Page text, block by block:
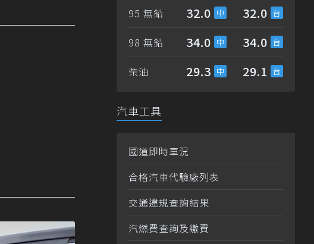
95 無鉛 32.0 32.0
98 無鉛 34.0 34.0
柴油 29.3 29.1
汽車工具
國道即時車況
合格汽車代驗廠列表
交通違規查詢結果
汽燃費查詢及繳費